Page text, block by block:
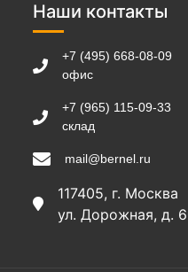
Наши контакты
+7 (495) 668-08-09
офис
+7 (965) 115-09-33
склад
mail@bernel.ru
117405, г. Москва
ул. Дорожная, д.